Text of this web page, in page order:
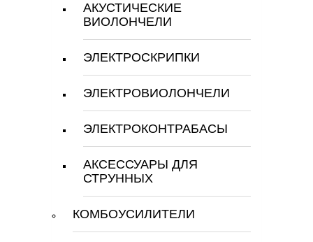
АКУСТИЧЕСКИЕ
ВИОЛОНЧЕЛИ
ЭЛЕКТРОСКРИПКИ
ЭЛЕКТРОВИОЛОНЧЕЛИ
ЭЛЕКТРОКОНТРАБАСЫ
АКСЕССУАРЫ ДЛЯ
СТРУННЫХ
КОМБОУСИЛИТЕЛИ